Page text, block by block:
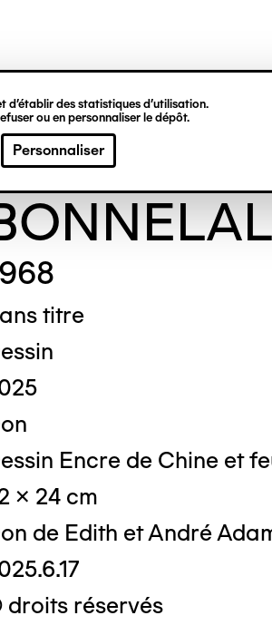
d’établir des statistiques d’utilisation.
ou en personnaliser le dépôt.
Personnaliser
titre
Encre de Chine et
x 24 cm
de Edith et André
droits réservés